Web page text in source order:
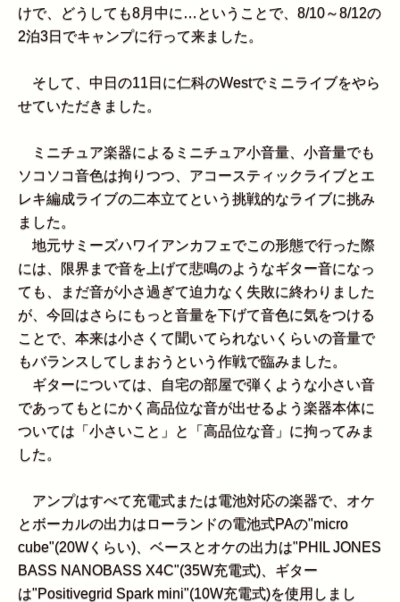
けで、どうしても8月中に…ということで、8/10～8/12の
2泊3日でキャンプに行って来ました。
そして、中日の11日に仁科のWestでミニライブをやら
せていただきました。
ミニチュア楽器によるミニチュア小音量、小音量でも
ソコソコ音色は拘りつつ、アコースティックライブとエ
レキ編成ライブの二本立てという挑戦的なライブに挑み
ました。
地元サミーズハワイアンカフェでこの形態で行った際
には、限界まで音を上げて悲鳴のようなギター音になっ
ても、まだ音が小さ過ぎて迫力なく失敗に終わりました
が、今回はさらにもっと音量を下げて音色に気をつける
ことで、本来は小さくて聞いてられないくらいの音量で
もバランスしてしまおうという作戦で臨みました。
ギターについては、自宅の部屋で弾くような小さい音
であってもとにかく高品位な音が出せるよう楽器本体に
ついては「小さいこと」と「高品位な音」に拘ってみま
した。
アンプはすべて充電式または電池対応の楽器で、オケ
とボーカルの出力はローランドの電池式PAの"micro
cube"(20Wくらい)、ベースとオケの出力は"PHIL JONES
BASS NANOBASS X4C"(35W充電式)、ギター
は"Positivegrid Spark mini"(10W充電式)を使用しまし